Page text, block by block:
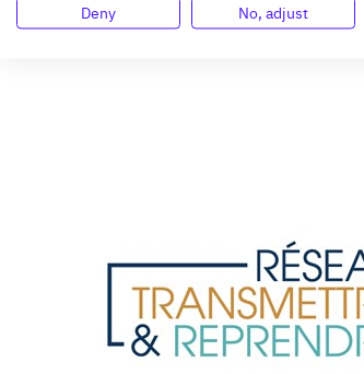
Deny No, adjust